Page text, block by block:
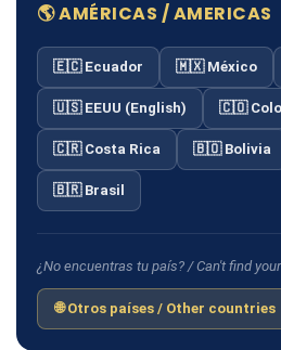
🌎 AMÉRICAS / AMERICAS
🇪🇨 Ecuador 🇲🇽 México
🇺🇸 EEUU (English) 🇨🇴
🇨🇷 Costa Rica 🇧🇴 Bolivia
🇧🇷 Brasil
¿No encuentras tu país? / Can't find
🌐 Otros países / Other countries